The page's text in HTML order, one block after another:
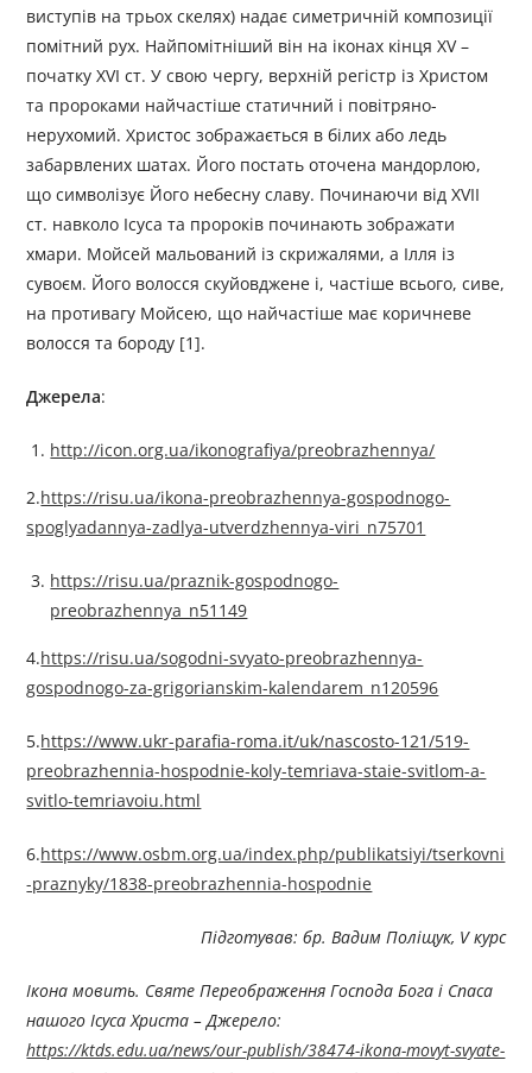
виступів на трьох скелях) надає симетричній композиції
помітний рух. Найпомітніший він на іконах кінця XV –
початку XVI ст. У свою чергу, верхній регістр із Христом
та пророками найчастіше статичний і повітряно-
нерухомий. Христос зображається в білих або ледь
забарвлених шатах. Його постать оточена мандорлою,
що символізує Його небесну славу. Починаючи від XVII
ст. навколо Ісуса та пророків починають зображати
хмари. Мойсей мальований із скрижалями, а Ілля із
сувоєм. Його волосся скуйовджене і, частіше всього, сиве,
на противагу Мойсею, що найчастіше має коричневе
волосся та бороду [1].
Джерела:
http://icon.org.ua/ikonografiya/preobrazhennya/
2.https://risu.ua/ikona-preobrazhennya-gospodnogo-
spoglyadannya-zadlya-utverdzhennya-viri_n75701
https://risu.ua/praznik-gospodnogo-
preobrazhennya_n51149
4.https://risu.ua/sogodni-svyato-preobrazhennya-
gospodnogo-za-grigorianskim-kalendarem_n120596
5.https://www.ukr-parafia-roma.it/uk/nascosto-121/519-
preobrazhennia-hospodnie-koly-temriava-staie-svitlom-a-
svitlo-temriavoiu.html
6.https://www.osbm.org.ua/index.php/publikatsiyi/tserkovni
-praznyky/1838-preobrazhennia-hospodnie
Підготував: бр. Вадим Поліщук, V курс
Ікона мовить. Святе Переображення Господа Бога і Спаса
нашого Ісуса Христа –Джерелo:
https://ktds.edu.ua/news/our-publish/38474-ikona-movyt-svyate-